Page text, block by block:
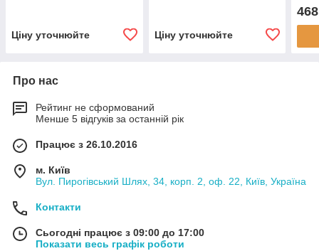
Ціну уточнюйте Ціну уточнюйте
Про нас
Рейтинг не сформований
Менше 5 відгуків за останній рік
Працює з 26.10.2016
м. Київ
Вул. Пирогівський Шлях, 34, корп. 2, оф. 22, Київ, Україна
Контакти
Сьогодні працює з 09:00 до 17:00
Показати весь графік роботи